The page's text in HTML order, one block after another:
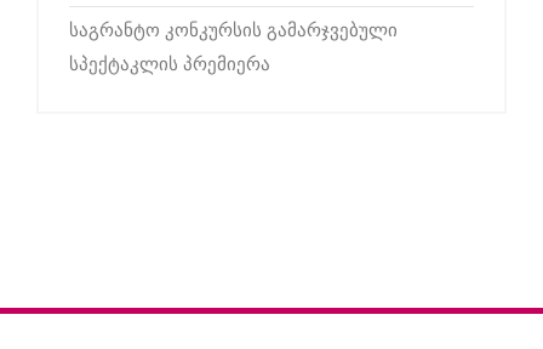
საგრანტო კონკურსის გამარჯვებული
სპექტაკლის პრემიერა